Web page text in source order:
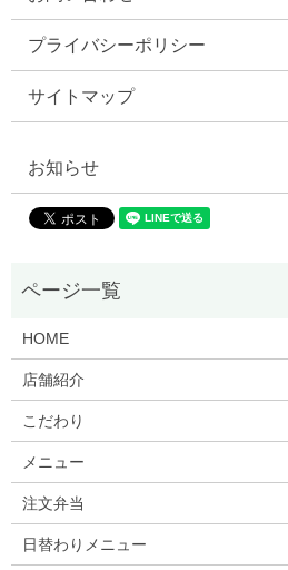
プライバシーポリシー
サイトマップ
お知らせ
HOME
店舗紹介
こだわり
メニュー
注文弁当
日替わりメニュー